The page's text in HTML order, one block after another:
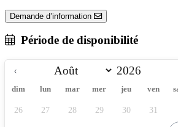
Demande d’information
Période de disponibilité
dim lun mar mer jeu ven
26 27 28 29 30 31